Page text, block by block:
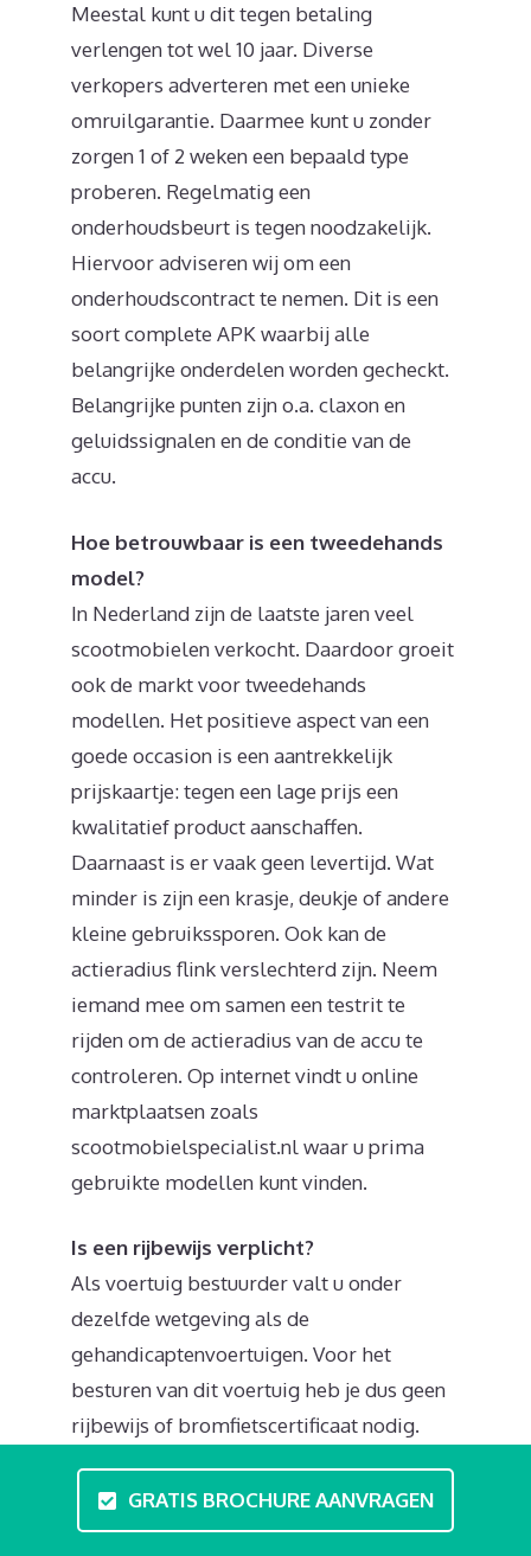
Meestal kunt u dit tegen betaling
verlengen tot wel 10 jaar. Diverse
verkopers adverteren met een unieke
omruilgarantie. Daarmee kunt u zonder
zorgen 1 of 2 weken een bepaald type
proberen. Regelmatig een
onderhoudsbeurt is tegen noodzakelijk.
Hiervoor adviseren wij om een
onderhoudscontract te nemen. Dit is een
soort complete APK waarbij alle
belangrijke onderdelen worden gecheckt.
Belangrijke punten zijn o.a. claxon en
geluidssignalen en de conditie van de
accu.
Hoe betrouwbaar is een tweedehands
model?
In Nederland zijn de laatste jaren veel
scootmobielen verkocht. Daardoor groeit
ook de markt voor tweedehands
modellen. Het positieve aspect van een
goede occasion is een aantrekkelijk
prijskaartje: tegen een lage prijs een
kwalitatief product aanschaffen.
Daarnaast is er vaak geen levertijd. Wat
minder is zijn een krasje, deukje of andere
kleine gebruikssporen. Ook kan de
actieradius flink verslechterd zijn. Neem
iemand mee om samen een testrit te
rijden om de actieradius van de accu te
controleren. Op internet vindt u online
marktplaatsen zoals
scootmobielspecialist.nl waar u prima
gebruikte modellen kunt vinden.
Is een rijbewijs verplicht?
Als voertuig bestuurder valt u onder
dezelfde wetgeving als de
gehandicaptenvoertuigen. Voor het
besturen van dit voertuig heb je dus geen
rijbewijs of bromfietscertificaat nodig.
rijvaardigheidscursus of theorie-
opleiding. In professionele
GRATIS BROCHURE AANVRAGEN